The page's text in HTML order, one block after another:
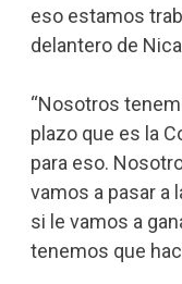
eso estamos
delantero de
“Nosotros
plazo que es la
para eso.
vamos a pasar a
si le vamos a
tenemos que